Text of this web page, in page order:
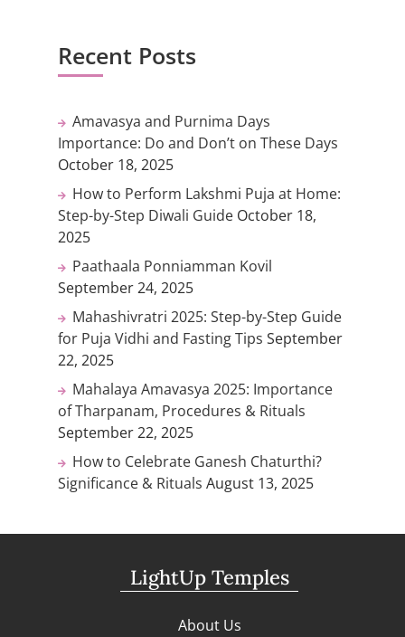
Recent Posts
Amavasya and Purnima Days
Importance: Do and Don’t on These Days
October 18, 2025
How to Perform Lakshmi Puja at Home:
Step-by-Step Diwali Guide October 18,
2025
Paathaala Ponniamman Kovil
September 24, 2025
Mahashivratri 2025: Step-by-Step Guide
for Puja Vidhi and Fasting Tips September
22, 2025
Mahalaya Amavasya 2025: Importance
of Tharpanam, Procedures & Rituals
September 22, 2025
How to Celebrate Ganesh Chaturthi?
Significance & Rituals August 13, 2025
LightUp Temples
About Us